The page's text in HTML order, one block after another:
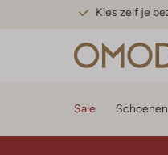
Kies zelf je
Sale Schoenen